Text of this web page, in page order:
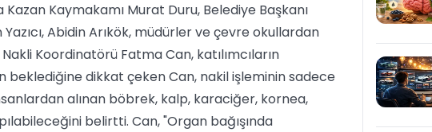
Kaymakamı Murat Duru, Belediye Başkanı
Abidin Arıkök, müdürler ve çevre okullardan
Koordinatörü Fatma Can, katılımcıların
beklediğine dikkat çeken Can, nakil işleminin sadece
alınan böbrek, kalp, karaciğer, kornea,
belirtti. Can, "Organ bağışında